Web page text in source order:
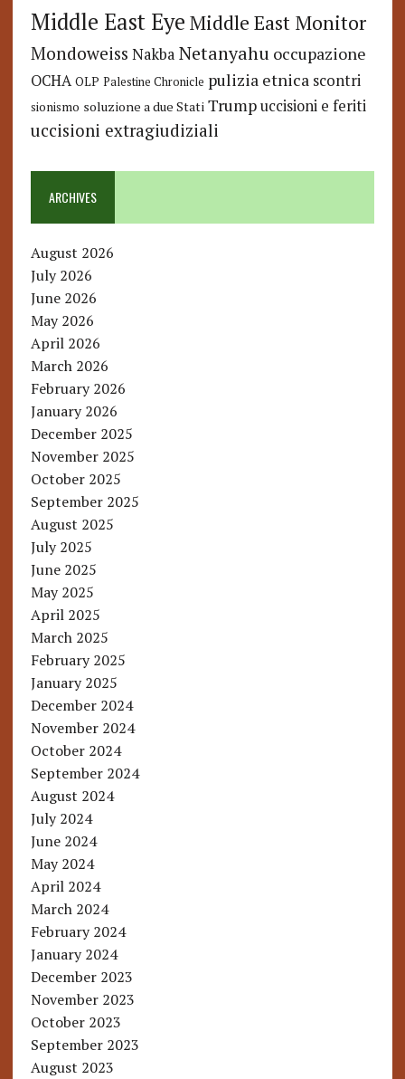
Middle East Eye Middle East Monitor
Mondoweiss Nakba Netanyahu occupazione
OCHA OLP Palestine Chronicle pulizia etnica scontri
sionismo soluzione a due Stati Trump uccisioni e feriti
uccisioni extragiudiziali
ARCHIVES
August 2026
July 2026
June 2026
May 2026
April 2026
March 2026
February 2026
January 2026
December 2025
November 2025
October 2025
September 2025
August 2025
July 2025
June 2025
May 2025
April 2025
March 2025
February 2025
January 2025
December 2024
November 2024
October 2024
September 2024
August 2024
July 2024
June 2024
May 2024
April 2024
March 2024
February 2024
January 2024
December 2023
November 2023
October 2023
September 2023
August 2023